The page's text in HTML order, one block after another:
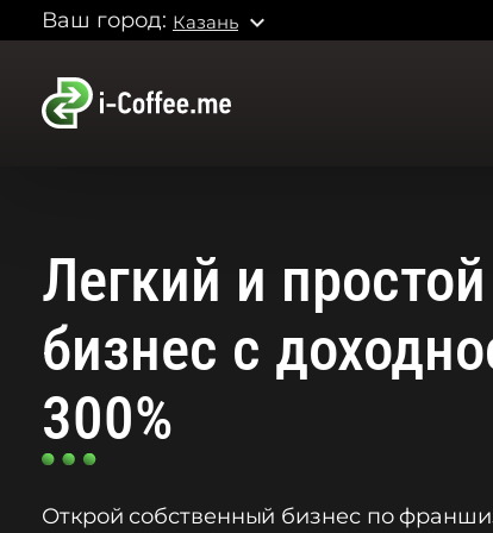
Ваш город: Казань expand_more
Легкий и простой
бизнес с
300%
Открой собственный бизнес по